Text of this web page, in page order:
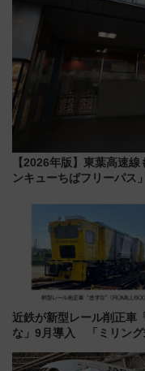
【2026年版】東葉高速
ンキューちばフリーパス
近鉄が新型レール削正車
な」9月導入 「ミリング
化！安全性や乗り心地の